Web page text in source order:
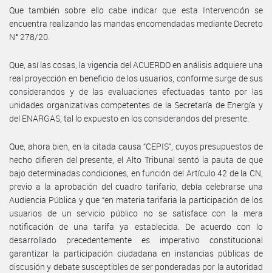
Que también sobre ello cabe indicar que esta Intervención se
encuentra realizando las mandas encomendadas mediante Decreto
N° 278/20.
Que, así las cosas, la vigencia del ACUERDO en análisis adquiere una
real proyección en beneficio de los usuarios, conforme surge de sus
considerandos y de las evaluaciones efectuadas tanto por las
unidades organizativas competentes de la Secretaría de Energía y
del ENARGAS, tal lo expuesto en los considerandos del presente.
Que, ahora bien, en la citada causa “CEPIS”, cuyos presupuestos de
hecho difieren del presente, el Alto Tribunal sentó la pauta de que
bajo determinadas condiciones, en función del Artículo 42 de la CN,
previo a la aprobación del cuadro tarifario, debía celebrarse una
Audiencia Pública y que “en materia tarifaria la participación de los
usuarios de un servicio público no se satisface con la mera
notificación de una tarifa ya establecida. De acuerdo con lo
desarrollado precedentemente es imperativo constitucional
garantizar la participación ciudadana en instancias públicas de
discusión y debate susceptibles de ser ponderadas por la autoridad